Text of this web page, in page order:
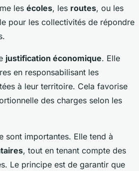
les écoles, les routes, ou les
pour les collectivités de répondre
justification économique. Elle
en responsabilisant les
à leur territoire. Cela favorise
des charges selon les
sont importantes. Elle tend à
, tout en tenant compte des
Le principe est de garantir que